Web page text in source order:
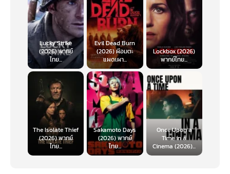
Lucky Strike
(2026) พากย์
ไทย...
Evil Dead Burn
(2026) ผีอมตะ
แผดเผา...
Lockbox (2026)
พากย์ไทย...
The Isolate Thief
(2026) พากย์
ไทย...
Sakamoto Days
(2026) พากย์
ไทย...
Once Upon a
Time in a
Cinema (2026)...